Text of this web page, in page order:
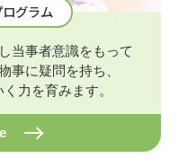
グラム
当事者意識をもって
事に疑問を持ち、
力を育みます。